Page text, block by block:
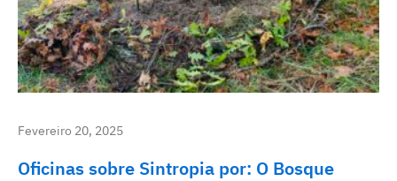
Fevereiro 20, 2025
Oficinas sobre Sintropia por: O Bosque